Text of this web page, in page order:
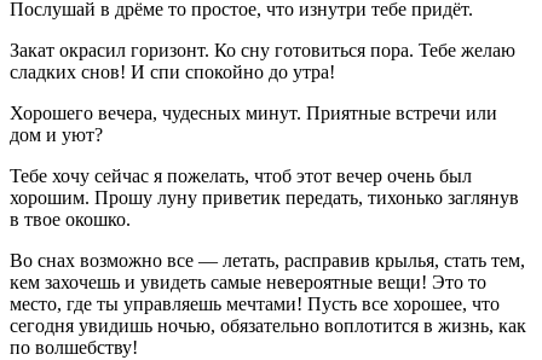
Послушай в дрёме то простое, что изнутри тебе придёт.
Закат окрасил горизонт. Ко сну готовиться пора. Тебе желаю
сладких снов! И спи спокойно до утра!
Хорошего вечера, чудесных минут. Приятные встречи или
дом и уют?
Тебе хочу сейчас я пожелать, чтоб этот вечер очень был
хорошим. Прошу луну приветик передать, тихонько заглянув
в твое окошко.
Во снах возможно все — летать, расправив крылья, стать тем,
кем захочешь и увидеть самые невероятные вещи! Это то
место, где ты управляешь мечтами! Пусть все хорошее, что
сегодня увидишь ночью, обязательно воплотится в жизнь, как
по волшебству!